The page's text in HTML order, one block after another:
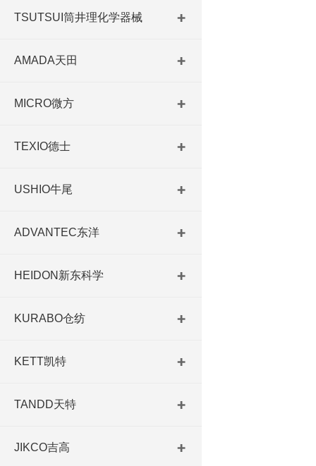
TSUTSUI筒井理化学器械
AMADA天田
MICRO微方
TEXIO德士
USHIO牛尾
ADVANTEC东洋
HEIDON新东科学
KURABO仓纺
KETT凯特
TANDD天特
JIKCO吉高